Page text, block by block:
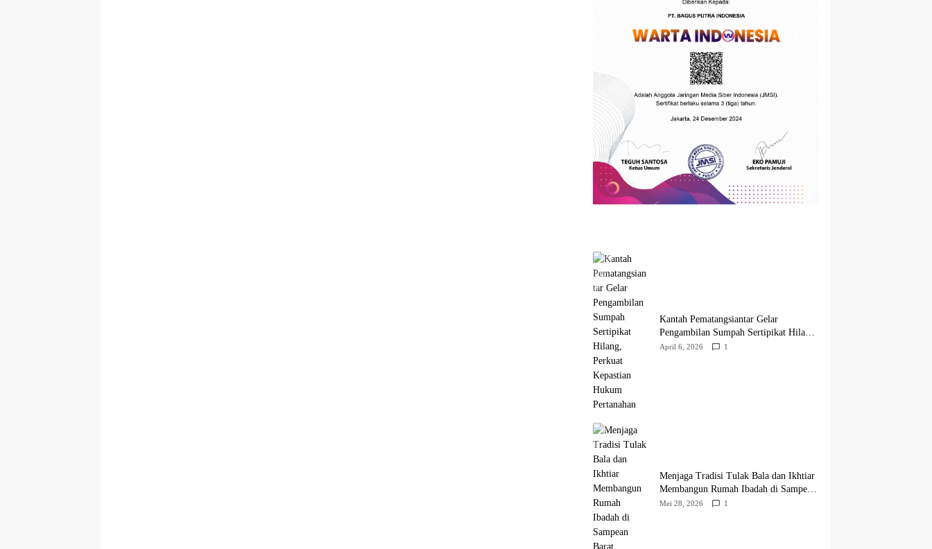
Kantah Pematangsiantar Gelar
Pengambilan Sumpah Sertipikat Hilang,
Perkuat Kepastian Hukum Pertanahan
April 6, 2026 1
Menjaga Tradisi Tulak Bala dan Ikhtiar
Membangun Rumah Ibadah di Sampean
Barat
Mei 28, 2026 1